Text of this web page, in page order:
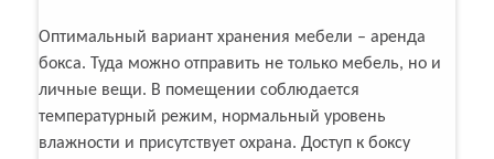
Оптимальный вариант хранения мебели – аренда
бокса. Туда можно отправить не только мебель, но и
личные вещи. В помещении соблюдается
температурный режим, нормальный уровень
влажности и присутствует охрана. Доступ к боксу